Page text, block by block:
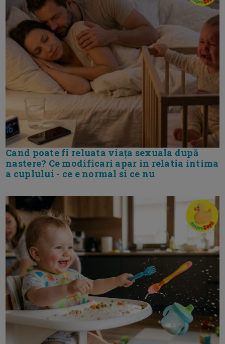
Cand poate fi reluata viața sexuala după
nastere? Ce modificari apar in relatia intima
a cuplului - ce e normal si ce nu